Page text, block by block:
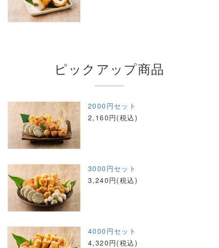
ピックアップ商品
2000円セット
2,160円(税込)
3000円セット
3,240円(税込)
4000円セット
4,320円(税込)